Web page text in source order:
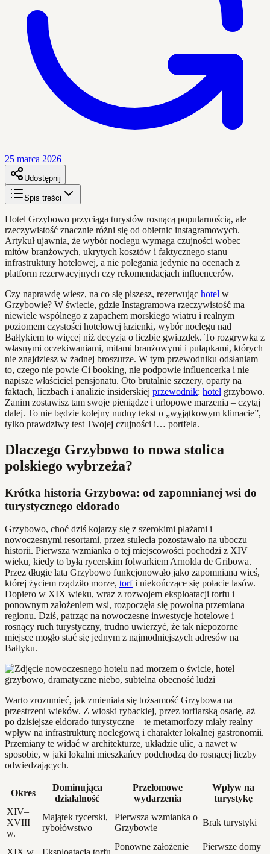
25 marca 2026
Udostępnij
Spis treści
Hotel Grzybowo przyciąga turystów rosnącą popularnością, ale
rzeczywistość znacznie różni się od obietnic instagramowych.
Artykuł ujawnia, że wybór noclegu wymaga czujności wobec
mitów branżowych, ukrytych kosztów i faktycznego stanu
infrastruktury hotelowej, a nie polegania jedynie na ocenach z
platform rezerwacyjnych czy rekomendacjach influencerów.
Czy naprawdę wiesz, na co się piszesz, rezerwując hotel w
Grzybowie? W świecie, gdzie Instagramowa rzeczywistość ma
niewiele wspólnego z zapachem morskiego wiatru i realnym
poziomem czystości hotelowej łazienki, wybór noclegu nad
Bałtykiem to więcej niż decyzja o liczbie gwiazdek. To rozgrywka z
własnymi oczekiwaniami, mitami branżowymi i pułapkami, których
nie znajdziesz w żadnej broszurze. W tym przewodniku odsłaniam
to, czego nie powie Ci booking, nie podpowie influencerka i nie
napisze właściciel pensjonatu. Oto brutalnie szczery, oparty na
faktach, liczbach i analizie insiderskiej przewodnik: hotel grzybowo.
Zanim zostawisz tam swoje pieniądze i urlopowe marzenia – czytaj
dalej. To nie będzie kolejny nudny tekst o „wyjątkowym klimacie”,
tylko prawdziwy test Twojej czujności i… portfela.
Dlaczego Grzybowo to nowa stolica
polskiego wybrzeża?
Krótka historia Grzybowa: od zapomnianej wsi do
turystycznego eldorado
Grzybowo, choć dziś kojarzy się z szerokimi plażami i
nowoczesnymi resortami, przez stulecia pozostawało na uboczu
historii. Pierwsza wzmianka o tej miejscowości pochodzi z XIV
wieku, kiedy to była rycerskim folwarkiem Arnolda de Gribowa.
Przez długie lata Grzybowo funkcjonowało jako zapomniana wieś,
której życiem rządziło morze, torfi niekończące się połacie lasów.
Dopiero w XIX wieku, wraz z rozwojem eksploatacji torfu i
ponownym założeniem wsi, rozpoczęła się powolna przemiana
regionu. Dziś, patrząc na nowoczesne inwestycje hotelowe i
rosnący ruch turystyczny, trudno uwierzyć, że tak niepozorne
miejsce mogło stać się jednym z najmodniejszych adresów na
Bałtyku.
Warto zrozumieć, jak zmieniała się tożsamość Grzybowa na
przestrzeni wieków. Z wioski rybackiej, przez torfiarską osadę, aż
po dzisiejsze eldorado turystyczne – te metamorfozy miały realny
wpływ na infrastrukturę noclegową i charakter lokalnej gastronomii.
Przemiany te widać w architekturze, układzie ulic, a nawet w
sposobie, w jaki lokalni mieszkańcy podchodzą do rosnącej liczby
odwiedzających.
Okres
Dominująca
działalność
Przełomowe
wydarzenia
Wpływ na
turystykę
XIV–
XVIII
w.
Majątek rycerski,
rybołówstwo
Pierwsza wzmianka o
Grzybowie
Brak turystyki
Ponowne założenie
Pierwsze domy